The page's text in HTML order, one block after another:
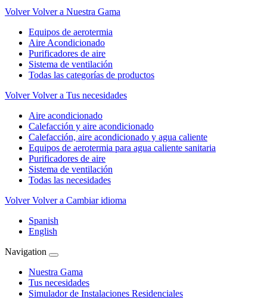
Volver Volver a Nuestra Gama
Equipos de aerotermia
Aire Acondicionado
Purificadores de aire
Sistema de ventilación
Todas las categorías de productos
Volver Volver a Tus necesidades
Aire acondicionado
Calefacción y aire acondicionado
Calefacción, aire acondicionado y agua caliente
Equipos de aerotermia para agua caliente sanitaria
Purificadores de aire
Sistema de ventilación
Todas las necesidades
Volver Volver a Cambiar idioma
Spanish
English
Navigation
Nuestra Gama
Tus necesidades
Simulador de Instalaciones Residenciales